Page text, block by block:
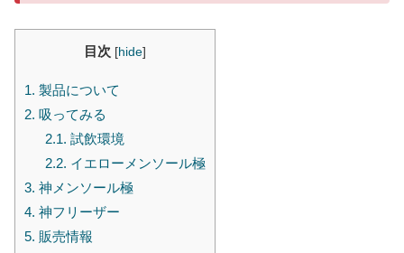
目次 [hide]
1. 製品について
2. 吸ってみる
2.1. 試飲環境
2.2. イエローメンソール極
3. 神メンソール極
4. 神フリーザー
5. 販売情報